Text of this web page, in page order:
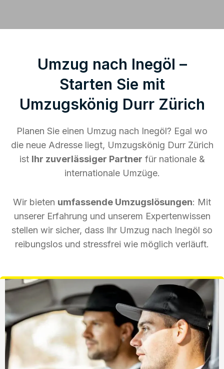
Umzug nach Inegöl –
Starten Sie mit
Umzugskönig Durr Zürich
Planen Sie einen Umzug nach Inegöl? Egal wo
die neue Adresse liegt, Umzugskönig Durr Zürich
ist Ihr zuverlässiger Partner für nationale &
internationale Umzüge.
Wir bieten umfassende Umzugslösungen: Mit
unserer Erfahrung und unserem Expertenwissen
stellen wir sicher, dass Ihr Umzug nach Inegöl so
reibungslos und stressfrei wie möglich verläuft.